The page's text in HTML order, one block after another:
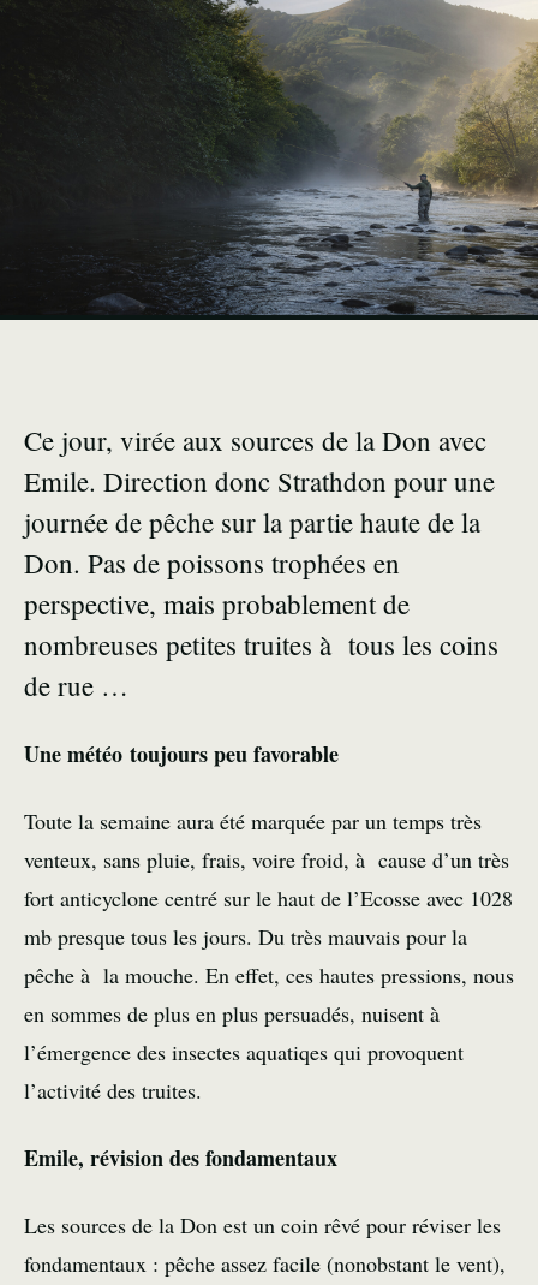
Ce jour, virée aux sources de la Don avec
Emile. Direction donc Strathdon pour une
journée de pêche sur la partie haute de la
Don. Pas de poissons trophées en
perspective, mais probablement de
nombreuses petites truites à tous les coins
de rue …
Une météo toujours peu favorable
Toute la semaine aura été marquée par un temps très
venteux, sans pluie, frais, voire froid, à cause d’un très
fort anticyclone centré sur le haut de l’Ecosse avec 1028
mb presque tous les jours. Du très mauvais pour la
pêche à la mouche. En effet, ces hautes pressions, nous
en sommes de plus en plus persuadés, nuisent à
l’émergence des insectes aquatiqes qui provoquent
l’activité des truites.
Emile, révision des fondamentaux
Les sources de la Don est un coin rêvé pour réviser les
fondamentaux : pêche assez facile (nonobstant le vent),